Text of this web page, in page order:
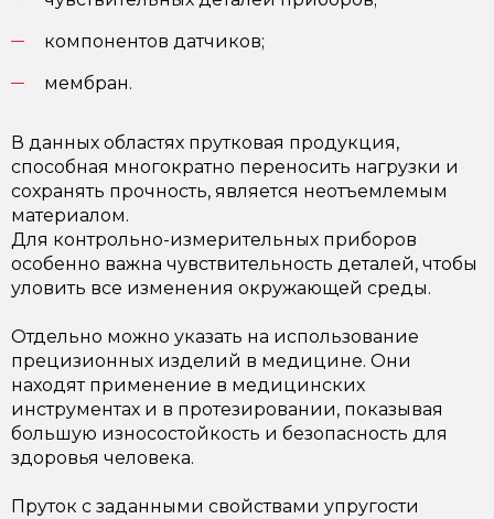
компонентов датчиков;
мембран.
В данных областях прутковая продукция,
способная многократно переносить нагрузки и
сохранять прочность, является неотъемлемым
материалом.
Для контрольно-измерительных приборов
особенно важна чувствительность деталей, чтобы
уловить все изменения окружающей среды.
Отдельно можно указать на использование
прецизионных изделий в медицине. Они
находят применение в медицинских
инструментах и в протезировании, показывая
большую износостойкость и безопасность для
здоровья человека.
Пруток с заданными свойствами упругости